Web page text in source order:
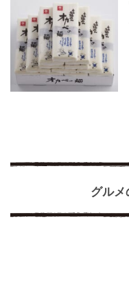
グルメ